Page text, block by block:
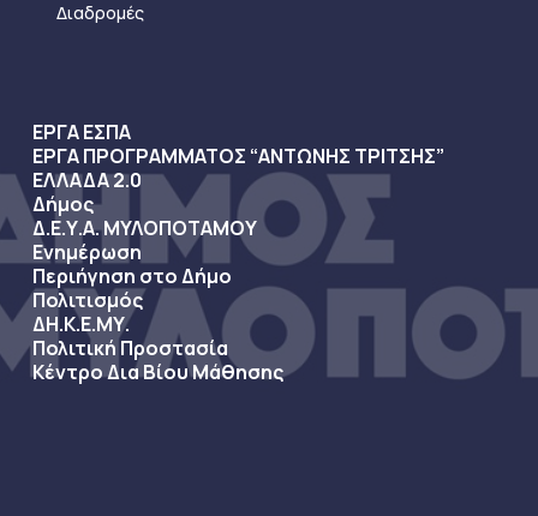
Διαδρομές
ΕΡΓΑ ΕΣΠΑ
ΕΡΓΑ ΠΡΟΓΡΑΜΜΑΤΟΣ “ΑΝΤΩΝΗΣ ΤΡΙΤΣΗΣ”
ΕΛΛΑΔΑ 2.0
Δήμος
Δ.Ε.Υ.Α. ΜΥΛΟΠΟΤΑΜΟΥ
Ενημέρωση
Περιήγηση στο Δήμο
Πολιτισμός
ΔΗ.Κ.Ε.ΜΥ.
Πολιτική Προστασία
Κέντρο Δια Βίου Μάθησης